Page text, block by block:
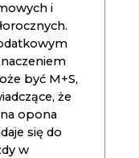
i
być M+S,
że
opona
się do
w